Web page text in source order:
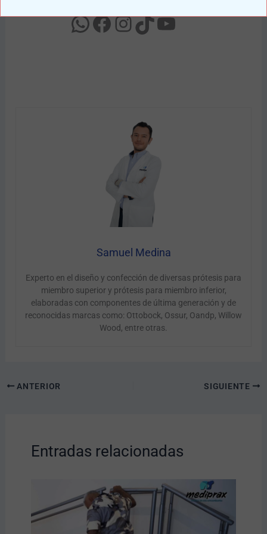
Samuel Medina
Experto en el diseño y confección de diversas prótesis para
miembro superior y prótesis para miembro inferior,
elaboradas con componentes de última generación y de
reconocidas marcas como: Ottobock, Ossur, Oandp, Willow
Wood, entre otras.
ANTERIOR SIGUIENTE
Entradas relacionadas